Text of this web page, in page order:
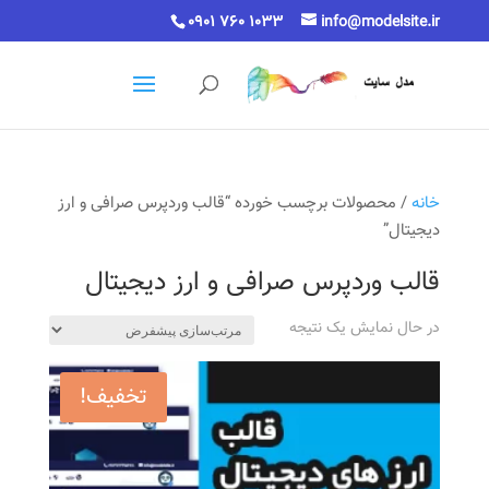
0901 760 1033 info@modelsite.ir
خانه/ محصولات برچسب خورده “قالب وردپرس صرافی و ارز
دیجیتال”
قالب وردپرس صرافی و ارز دیجیتال
در حال نمایش یک نتیجه
تخفیف!